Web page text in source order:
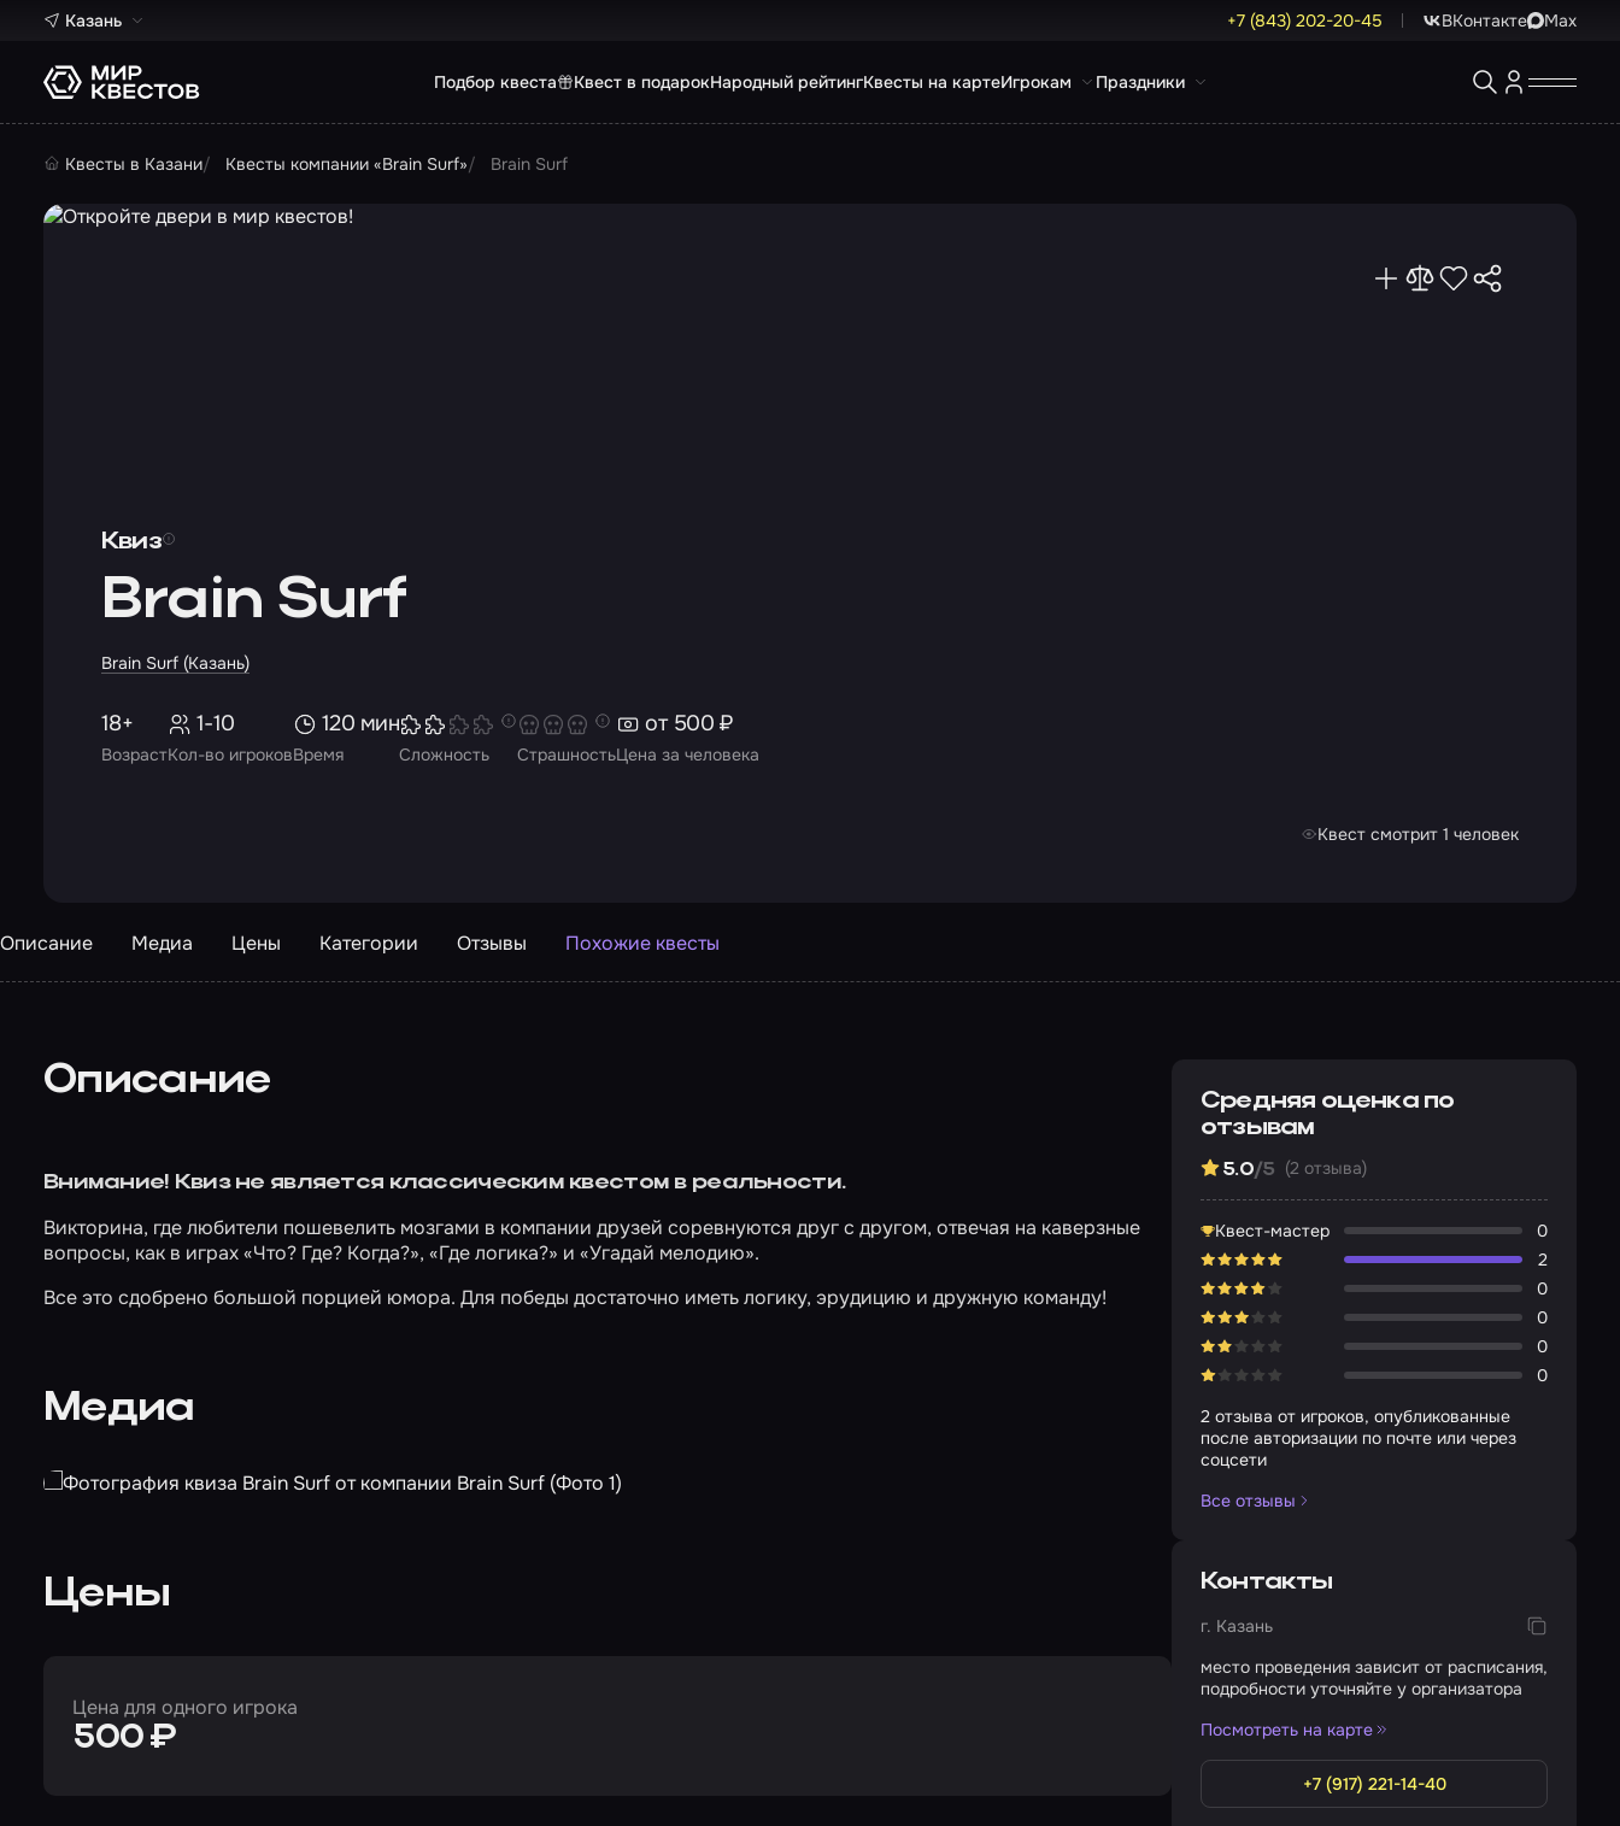
Казань +7 (843) 202-20-45 ВКонтакте Max
Подбор квеста Квест в подарокНародный рейтингКвесты на картеИгрокам Праздники
Квесты в Казани Квесты компании «Brain Surf» Brain Surf
Квиз
Brain Surf
Brain Surf (Казань)
Возраст
18+
Кол-во игроков
1-10
Время
120 мин
Сложность СтрашностьЦена за человека
от 500 ₽
Квест смотрит 1 человек
Описание Медиа Цены Категории Отзывы Похожие квесты
Описание
Внимание! Квиз не является классическим квестом в реальности.
Викторина, где любители пошевелить мозгами в компании друзей соревнуются друг с другом, отвечая на каверзные
вопросы, как в играх «Что? Где? Когда?», «Где логика?» и «Угадай мелодию».
Все это сдобрено большой порцией юмора. Для победы достаточно иметь логику, эрудицию и дружную команду!
Медиа
Цены
Цена для одного игрока
500 ₽
Средняя оценка по
отзывам
5.0/5 (2 отзыва)
Квест-мастер
0
2
0
0
0
0
2 отзыва от игроков, опубликованные
после авторизации по почте или через
соцсети
Все отзывы
Контакты
г. Казань
место проведения зависит от расписания,
подробности уточняйте у организатора
Посмотреть на карте
+7 (917) 221-14-40